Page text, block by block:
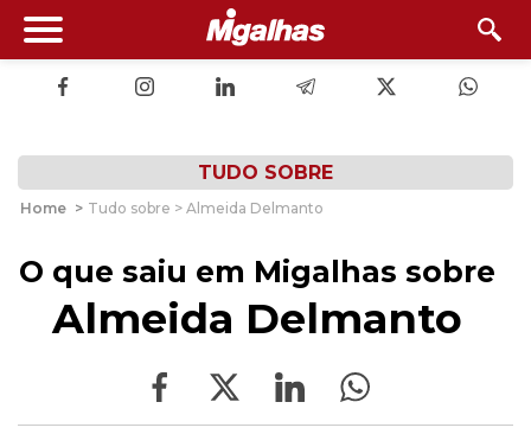
TUDO SOBRE
Home > Tudo sobre > Almeida Delmanto
O que saiu em Migalhas sobre
Almeida Delmanto